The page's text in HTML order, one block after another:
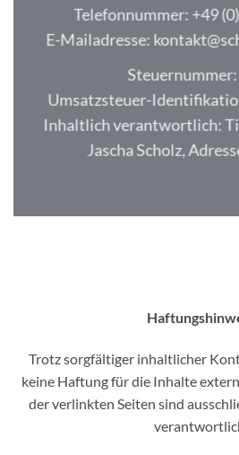
Telefonnummer: +49
E-Mailadresse:
Umsatzsteuer-
Inhaltlich verantwortlich:
Jascha Scholz,
Trotz sorgfältiger inhaltlicher
keine Haftung für die Inhalte
der verlinkten Seiten sind